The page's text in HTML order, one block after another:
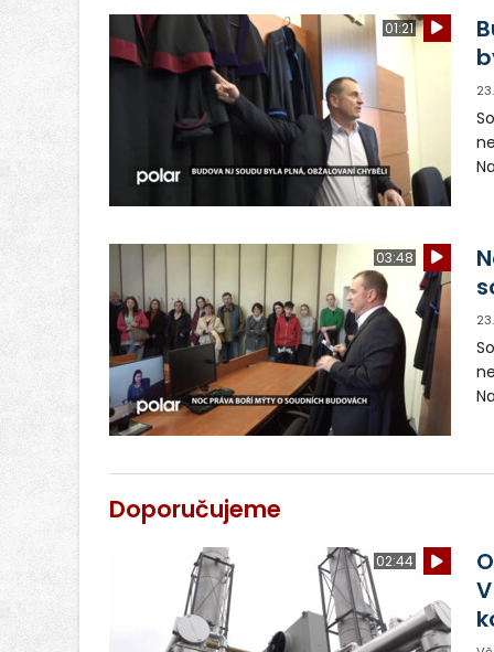
01:21
03:48
Doporučujeme
02:44